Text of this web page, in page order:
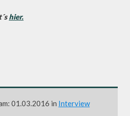
hier.
01.03.2016 in Interview